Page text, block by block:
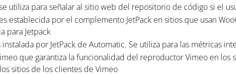
utiliza para señalar al sitio web del repositorio de código si el
establecida por el complemento JetPack en sitios que usan
para Jetpack
instalada por JetPack de Automatic. Se utiliza para las métricas
que garantiza la funcionalidad del reproductor Vimeo en
sitios de los clientes de Vimeo